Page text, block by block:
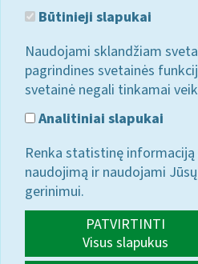
Būtinieji slapukai
Naudojami sklandžiam
pagrindines svetainės
svetainė negali tinkamai
Analitiniai slapukai
Renka statistinę informaciją
naudojimą ir naudojami
gerinimui.
PATVIRTINTI
Visus slapukus